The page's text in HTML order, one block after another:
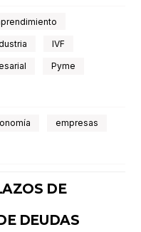
IVF
Pyme
empresas
DE
DEUDAS